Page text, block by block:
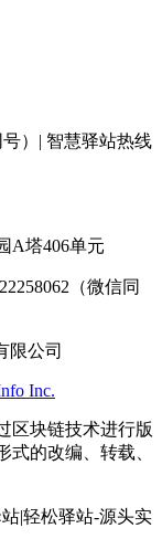
）| 智慧驿站热线
A塔406单元
（微信同
限公司
Inc.
区块链技术进行版
的改编、转载、
|轻松驿站-源头实